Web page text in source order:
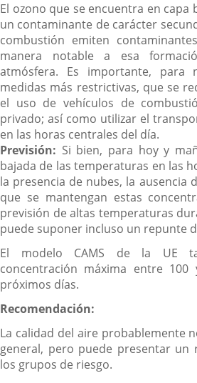
El ozono que se encuentra en capa
un contaminante de carácter
combustión emiten
manera notable a esa
atmósfera. Es importante,
medidas más restrictivas, que se
el uso de vehículos de
privado; así como utilizar el
en las horas centrales del día.
Previsión: Si bien, para hoy y
bajada de las temperaturas en las
la presencia de nubes, la ausencia
que se mantengan estas
previsión de altas temperaturas
puede suponer incluso un repunte
El modelo CAMS de la UE
concentración máxima entre
próximos días.
Recomendación:
La calidad del aire probablemente
general, pero puede presentar un
los grupos de riesgo.